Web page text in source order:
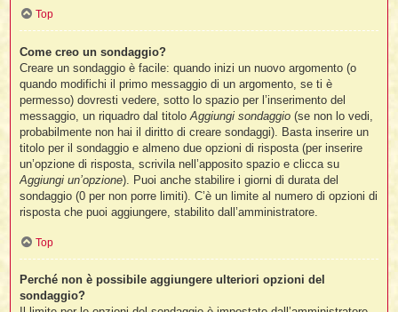
Top
Come creo un sondaggio?
Creare un sondaggio è facile: quando inizi un nuovo argomento (o
quando modifichi il primo messaggio di un argomento, se ti è
permesso) dovresti vedere, sotto lo spazio per l’inserimento del
messaggio, un riquadro dal titoloAggiungi sondaggio (se non lo vedi,
probabilmente non hai il diritto di creare sondaggi). Basta inserire un
titolo per il sondaggio e almeno due opzioni di risposta (per inserire
un’opzione di risposta, scrivila nell’apposito spazio e clicca su
Aggiungi un’opzione). Puoi anche stabilire i giorni di durata del
sondaggio (0 per non porre limiti). C’è un limite al numero di opzioni di
risposta che puoi aggiungere, stabilito dall’amministratore.
Top
Perché non è possibile aggiungere ulteriori opzioni del
sondaggio?